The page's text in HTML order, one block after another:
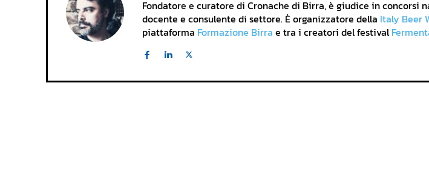
Fondatore e curatore di Cronache di Birra, è giudice in concorsi
docente e consulente di settore. È organizzatore della Italy Beer
piattaforma Formazione Birra e tra i creatori del festival